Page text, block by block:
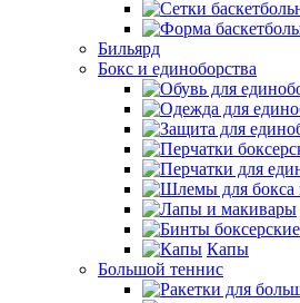
Бильярд
Бокс и единоборства
Капы
Большой теннис